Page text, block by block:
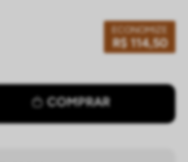
ECONOMIZE
R$ 114,50
COMPRAR